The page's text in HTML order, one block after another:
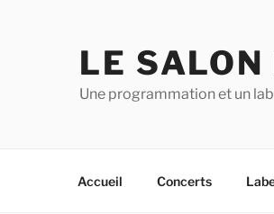
LE SALON
Une programmation et un
Accueil Concerts